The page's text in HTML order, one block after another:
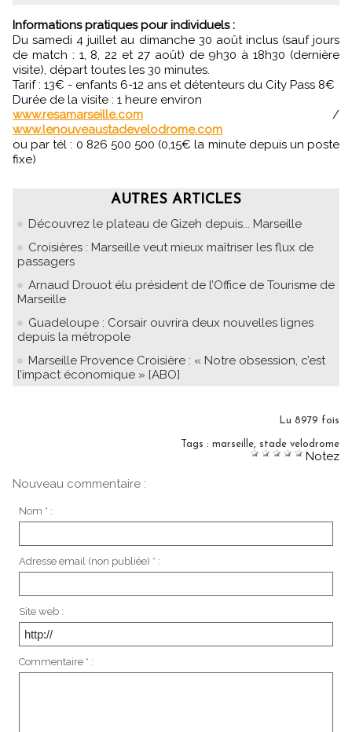
Informations pratiques pour individuels :
Du samedi 4 juillet au dimanche 30 août inclus (sauf jours
de match : 1, 8, 22 et 27 août) de 9h30 à 18h30 (dernière
visite), départ toutes les 30 minutes.
Tarif : 13€ - enfants 6-12 ans et détenteurs du City Pass 8€
Durée de la visite : 1 heure environ
www.resamarseille.com /
www.lenouveaustadevelodrome.com
ou par tél : 0 826 500 500 (0,15€ la minute depuis un poste
fixe)
AUTRES ARTICLES
Découvrez le plateau de Gizeh depuis... Marseille
Croisières : Marseille veut mieux maîtriser les flux de
passagers
Arnaud Drouot élu président de l’Office de Tourisme de
Marseille
Guadeloupe : Corsair ouvrira deux nouvelles lignes
depuis la métropole
Marseille Provence Croisière : « Notre obsession, c’est
l’impact économique » [ABO]
Lu 8979 fois
Tags : marseille stade velodrome
Notez
Nouveau commentaire :
Nom * :
Adresse email (non publiée) * :
Site web :
Commentaire * :